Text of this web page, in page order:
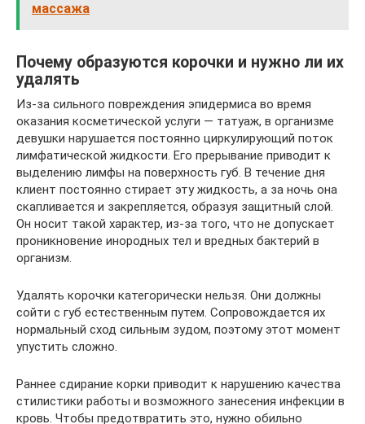
массажа
Почему образуются корочки и нужно ли их
удалять
Из-за сильного повреждения эпидермиса во время
оказания косметической услуги — татуаж, в организме
девушки нарушается постоянно циркулирующий поток
лимфатической жидкости. Его прерывание приводит к
выделению лимфы на поверхность губ. В течение дня
клиент постоянно стирает эту жидкость, а за ночь она
скапливается и закрепляется, образуя защитный слой.
Он носит такой характер, из-за того, что не допускает
проникновение инородных тел и вредных бактерий в
организм.
Удалять корочки категорически нельзя. Они должны
сойти с губ естественным путем. Сопровождается их
нормальный сход сильным зудом, поэтому этот момент
упустить сложно.
Раннее сдирание корки приводит к нарушению качества
стилистики работы и возможного занесения инфекции в
кровь. Чтобы предотвратить это, нужно обильно